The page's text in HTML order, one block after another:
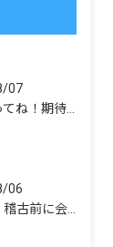
07
06